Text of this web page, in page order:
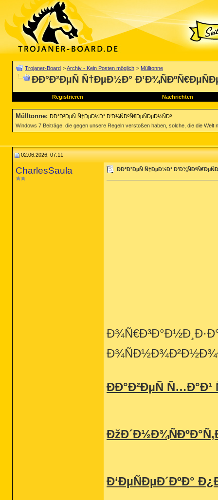
Trojaner-Board >Archiv - Kein Posten möglich > Mülltonne
ÐÐ°Ð²ÐµÑ Ñ†ÐµÐ½Ð°
Registrieren Nachrichten
Mülltonne: ÐÐ°Ð²ÐµÑ Ñ†ÐµÐ½Ð° Ð’Ð¾ÑÐºÑ€ÐµÑÐµÐ½ÑÐº
Windows 7 Beiträge, die gegen unsere Regeln verstoßen haben, solche, die die
02.06.2026, 07:11
CharlesSaula ÐÐ°Ð²ÐµÑ Ñ†ÐµÐ½Ð°
ÐÐ°Ð²ÐµÑ
Ð‘ÐµÑÐµÐ´ÐºÐ°